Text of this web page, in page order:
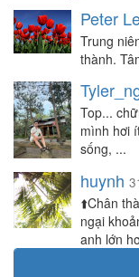
Peter
Trung
thành.
Top...
mình hơi
sống, ...
huynh
⬆️Chân
ngại
anh lớn